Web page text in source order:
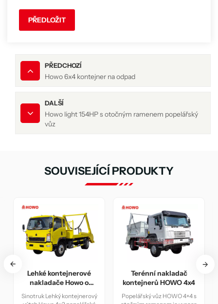
PŘEDLOŽIT
PŘEDCHOZÍ
Howo 6x4 kontejner na odpad
DALŠÍ
Howo light 154HP s otočným ramenem popelářský
vůz
SOUVISEJÍCÍ PRODUKTY
Terénní nakladač
kontejnerů HOWO 4x4
Popelářský vůz HOWO 4×4 s
Howo light 154HP s
otočným ramenem
popelářský vůz
Koncept popelářského vozu